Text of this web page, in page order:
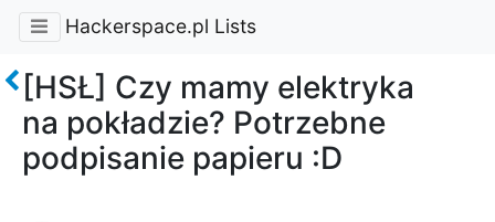
Hackerspace.pl Lists
[HSŁ] Czy mamy elektryka
na pokładzie? Potrzebne
podpisanie papieru :D